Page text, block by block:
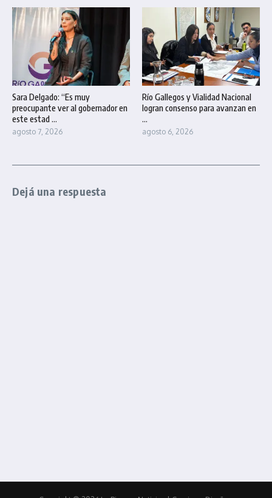
Sara Delgado: “Es muy
preocupante ver al gobernador en
este estad ...
agosto 7, 2026
Río Gallegos y Vialidad Nacional
logran consenso para avanzan en
...
agosto 6, 2026
Dejá una respuesta